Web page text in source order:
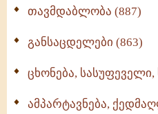
თავმდაბლობა (887)
განსაცდელები (863)
ცხონება, სასუფეველი,
ამპარტავნება,